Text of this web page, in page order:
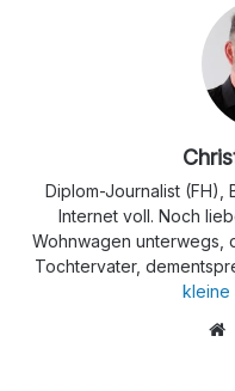
Diplom-Journalist (FH),
Internet voll. Noch
Wohnwagen unterwegs,
Tochtervater,
kleine